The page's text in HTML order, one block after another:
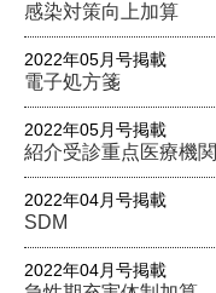
感染対策向上加算
2022年05月号掲載
電子処方箋
2022年05月号掲載
紹介受診重点医療機関
2022年04月号掲載
SDM
2022年04月号掲載